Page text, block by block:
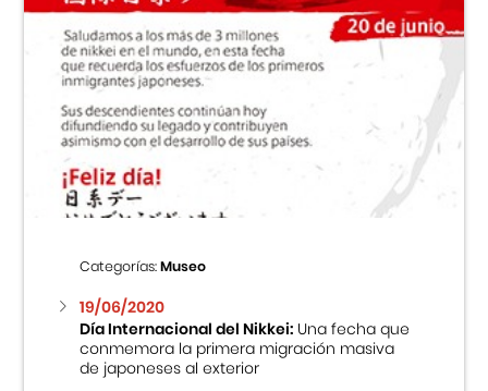
Categorías:Museo
19/06/2020
Día Internacional del Nikkei:Una fecha que
conmemora la primera migración masiva
de japoneses al exterior